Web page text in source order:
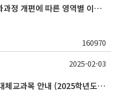
☆ 2025학년도 시행 교양 교과과정 개편에 따른 영역별 이수 안내
160970
☆ 주제탐구세미나3 폐지 및 대체교과목 안내 (2025학년도 1학기부터)
2025-02-03